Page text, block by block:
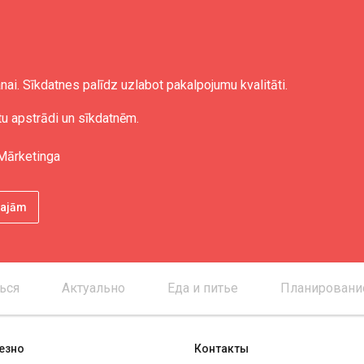
Sīkdatnes palīdz uzlabot pakalpojumu kvalitāti.
apstrādi un sīkdatnēm.
Актуально Еда и питье
Контакты